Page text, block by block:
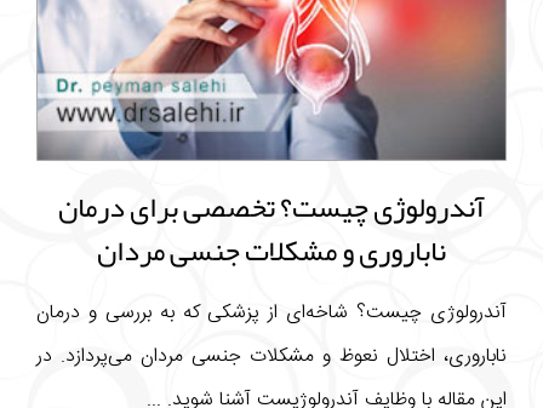
آندرولوژی چیست؟ تخصصی برای درمان
ناباروری و مشکلات جنسی مردان
آندرولوژی چیست؟ شاخه‌ای از پزشکی که به بررسی و درمان
ناباروری، اختلال نعوظ و مشکلات جنسی مردان می‌پردازد. در
این مقاله با وظایف آندرولوژیست آشنا شوید. ...